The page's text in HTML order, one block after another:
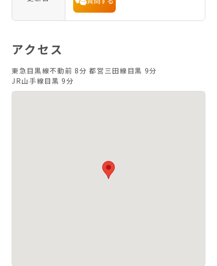
アクセス
東急目黒線不動前 8分 都営三田線目黒 9分
JR山手線目黒 9分